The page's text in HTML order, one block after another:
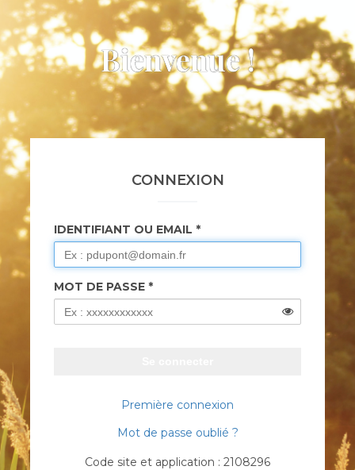
Bienvenue !
CONNEXION
IDENTIFIANT OU EMAIL
MOT DE PASSE
Première connexion
Mot de passe oublié ?
Code site et application : 2108296